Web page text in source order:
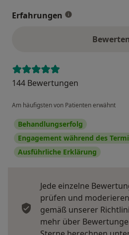
Erfahrungen
144 Bewertungen
Am häufigsten von Patienten erwähnt
Behandlungserfolg
Engagement während des
Ausführliche Erklärung
Jede einzelne
prüfen und
gemäß unserer
mehr über